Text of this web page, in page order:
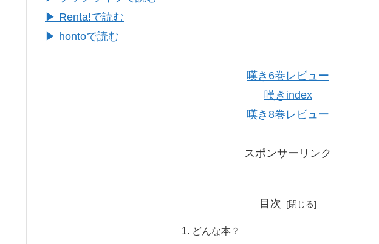
▶ Renta!で読む
▶ hontoで読む
嘆き6巻レビュー
嘆きindex
嘆き8巻レビュー
スポンサーリンク
目次
どんな本？